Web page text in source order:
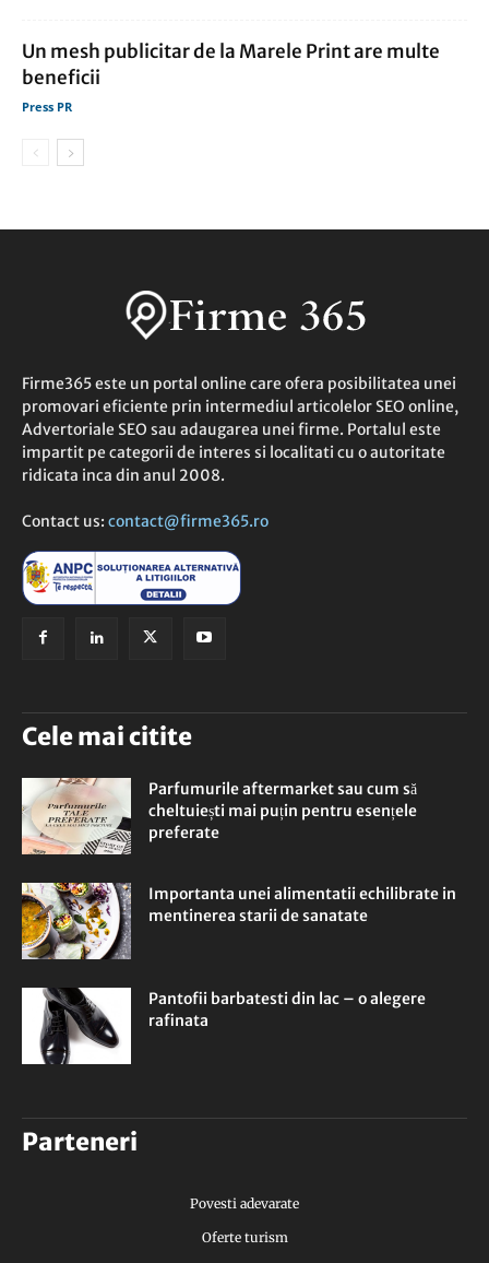
Un mesh publicitar de la Marele Print are multe
beneficii
Press PR
Firme365 este un portal online care ofera posibilitatea unei
promovari eficiente prin intermediul articolelor SEO online,
Advertoriale SEO sau adaugarea unei firme. Portalul este
impartit pe categorii de interes si localitati cu o autoritate
ridicata inca din anul 2008.
Contact us: contact@firme365.ro
Cele mai citite
Parfumurile aftermarket sau cum să
cheltuiești mai puțin pentru esențele
preferate
Importanta unei alimentatii echilibrate in
mentinerea starii de sanatate
Pantofii barbatesti din lac – o alegere
rafinata
Parteneri
Povesti adevarate
Oferte turism